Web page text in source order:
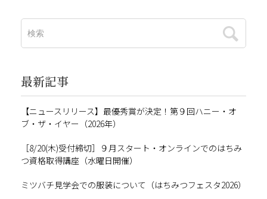
最新記事
【ニュースリリース】最優秀賞が決定！第９回ハニー・オ
ブ・ザ・イヤー（2026年）
［8/20(木)受付締切］９月スタート・オンラインでのはちみ
つ資格取得講座（水曜日開催）
ミツバチ見学会での服装について（はちみつフェスタ2026）